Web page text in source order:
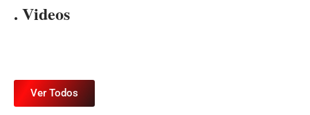
. Videos
Ver Todos